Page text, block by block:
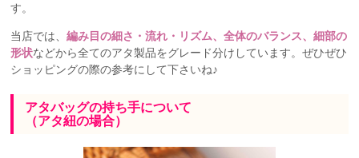
す。
当店では、編み目の細さ・流れ・リズム、全体のバランス、細部の
形状などから全てのアタ製品をグレード分けしています。ぜひぜひ
ショッピングの際の参考にして下さいね♪
アタバッグの持ち手について
（アタ紐の場合）